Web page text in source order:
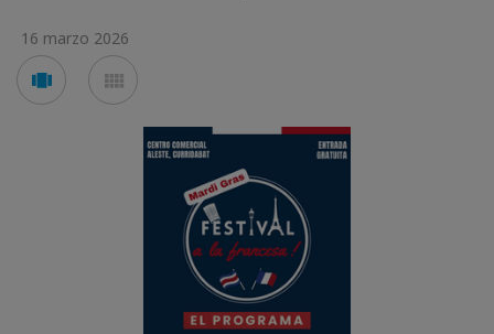
16 marzo 2026
Voir
en
en
mosaïque